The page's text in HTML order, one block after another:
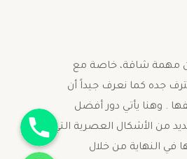
مهمة شاقة، خاصة مع
جده كما نعرف جيداً أن
. وهنا يأتي دور أفضل
من الأشكال العصرية التي
في النهاية من خلال
جوال
واتساب